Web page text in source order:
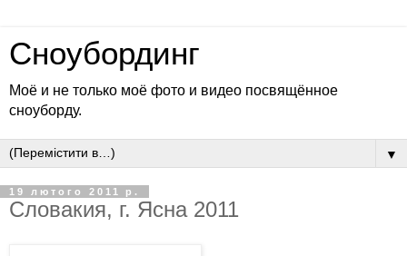
Сноубординг
Моё и не только моё фото и видео посвящённое
сноуборду.
▼
19 лютого 2011 р.
Словакия, г. Ясна 2011